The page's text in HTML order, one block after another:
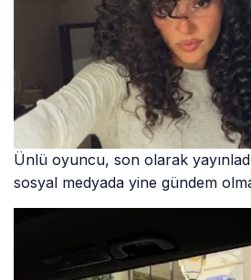
Ünlü oyuncu, son olarak
sosyal medyada yine gündem